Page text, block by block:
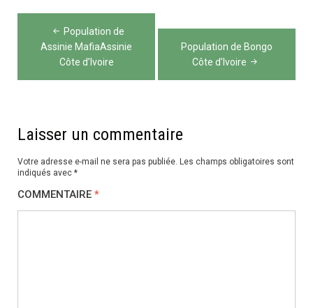
Navigation
de
l’article
Population de
Assinie MafiaAssinie
Côte d’Ivoire
Population de Bongo
Côte d’Ivoire
Laisser un commentaire
Votre adresse e-mail ne sera pas publiée. Les champs obligatoires sont
indiqués avec *
COMMENTAIRE *